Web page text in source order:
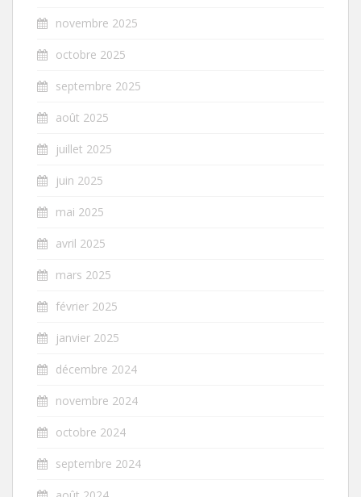
novembre 2025
octobre 2025
septembre 2025
août 2025
juillet 2025
juin 2025
mai 2025
avril 2025
mars 2025
février 2025
janvier 2025
décembre 2024
novembre 2024
octobre 2024
septembre 2024